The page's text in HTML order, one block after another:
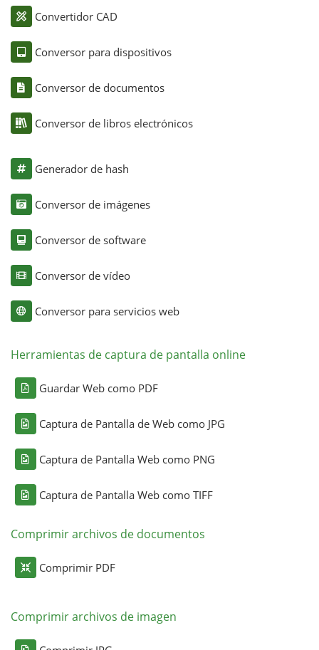
Convertidor CAD
Conversor para dispositivos
Conversor de documentos
Conversor de libros electrónicos
Generador de hash
Conversor de imágenes
Conversor de software
Conversor de vídeo
Conversor para servicios web
Herramientas de captura de pantalla online
Guardar Web como PDF
Captura de Pantalla de Web como JPG
Captura de Pantalla Web como PNG
Captura de Pantalla Web como TIFF
Comprimir archivos de documentos
Comprimir PDF
Comprimir archivos de imagen